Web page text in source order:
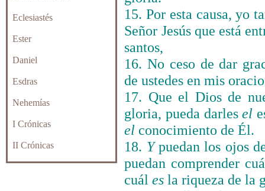
Eclesiastés
Ester
Daniel
Esdras
Nehemías
I Crónicas
II Crónicas
15. Por esta causa, yo
Señor Jesús que está
santos,
16. No ceso de dar
de ustedes en mis
17. Que el Dios de
gloria, pueda darlesel
el conocimiento de Él.
18. Ypuedan los ojos
puedan comprender
cuáles la riqueza de la